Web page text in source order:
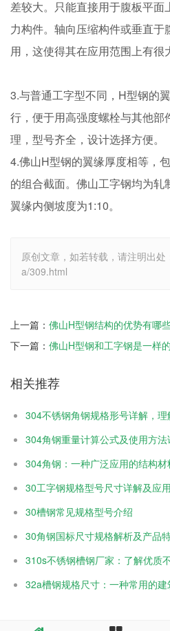
差较大。只能直接用于腹板平
力构件。轴向压缩构件或垂直
用，这使得其在应用范围上有很
3.与普通工字型不同，H型钢的
行，便于用高强度螺栓与其他部
理，型号齐全，设计选择方便。
4.佛山H型钢的翼缘厚度相等，
的组合截面。佛山工字钢均为轧
翼缘内侧坡度为1:10。
原创文章，如若转载，请注明出
a/309.html
上一篇： 佛山H型钢结构的优势有哪
下一篇： 佛山H型钢和工字钢是一样
相关推荐
304角钢重量计算公式及使用方法
304角钢：一种广泛应用的结构材
30工字钢规格型号尺寸详解及应
30槽钢常见规格型号介绍
30角钢国标尺寸规格解析及产品
32a槽钢规格尺寸：一种常用的